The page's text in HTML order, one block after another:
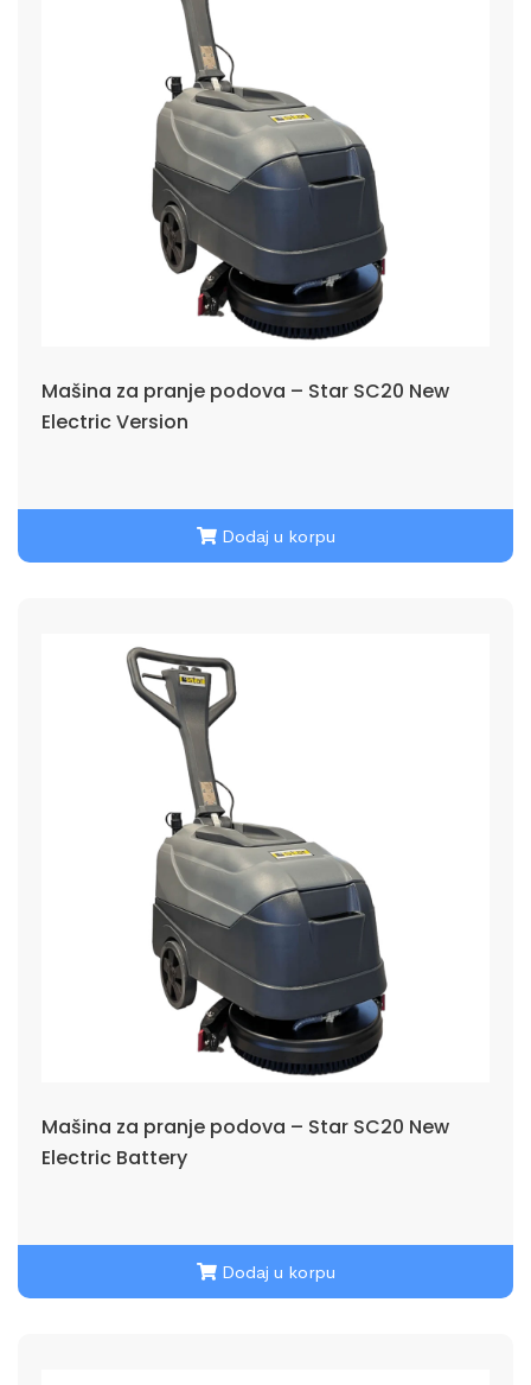
Mašina za pranje podova – Star SC20 New
Electric Version
Dodaj u korpu
Mašina za pranje podova – Star SC20 New
Electric Battery
Dodaj u korpu